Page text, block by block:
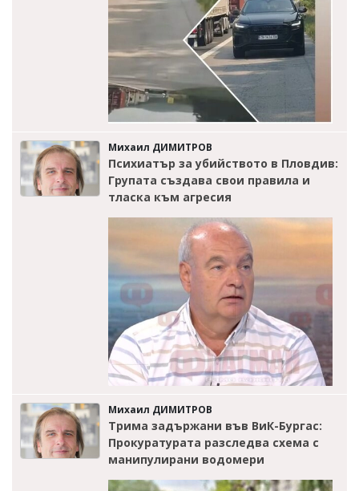
Михаил ДИМИТРОВ
Психиатър за убийството в Пловдив:
Групата създава свои правила и
тласка към агресия
Михаил ДИМИТРОВ
Трима задържани във ВиК-Бургас:
Прокуратурата разследва схема с
манипулирани водомери